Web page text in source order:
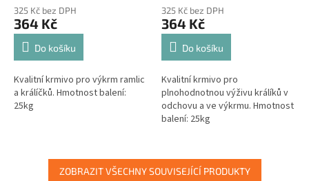
325 Kč bez DPH
364 Kč
Do košíku
Kvalitní krmivo pro výkrm ramlic
a králíčků. Hmotnost balení:
25kg
325 Kč bez DPH
364 Kč
Do košíku
Kvalitní krmivo pro
plnohodnotnou výživu králíků v
odchovu a ve výkrmu. Hmotnost
balení: 25kg
ZOBRAZIT VŠECHNY SOUVISEJÍCÍ PRODUKTY